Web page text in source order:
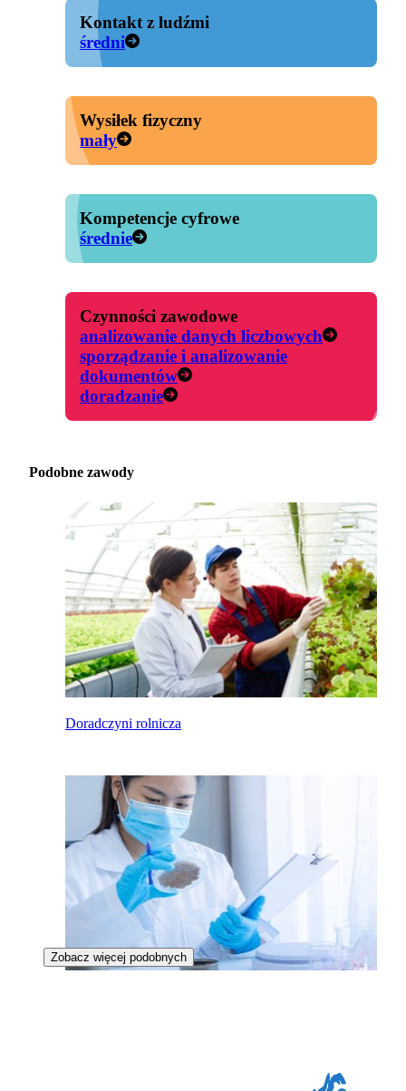
Kontakt z ludźmi
średni
Wysiłek fizyczny
mały
Kompetencje cyfrowe
średnie
Czynności zawodowe
analizowanie danych liczbowych
sporządzanie i analizowanie
dokumentów
doradzanie
Podobne zawody
Doradczyni rolnicza
Zobacz więcej podobnych